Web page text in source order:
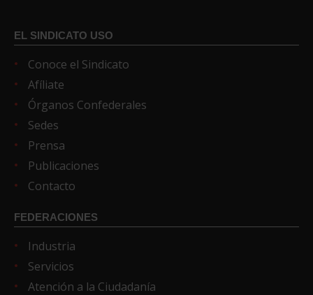
EL SINDICATO USO
Conoce el Sindicato
Afíliate
Órganos Confederales
Sedes
Prensa
Publicaciones
Contacto
FEDERACIONES
Industria
Servicios
Atención a la Ciudadanía